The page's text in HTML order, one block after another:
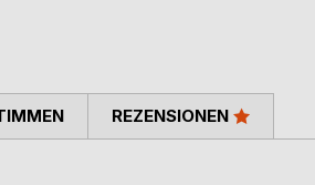
REZENSIONEN